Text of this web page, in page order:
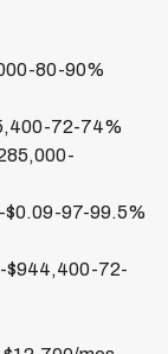
80-90%
72-74%
97-99.5%
$944,400-72-